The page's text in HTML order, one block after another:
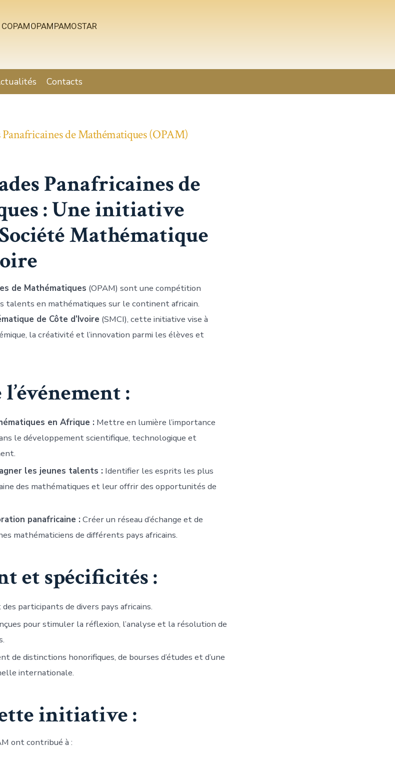
COPAMOPAMPAMOSTAR
Contacts
de Mathématiques (OPAM)
Panafricaines de
: Une initiative
Mathématique
de Mathématiques (OPAM) sont une compétition
talents en mathématiques sur le continent africain.
de Côte d’Ivoire (SMCI), cette initiative vise à
la créativité et l’innovation parmi les élèves et
:
en Afrique : Mettre en lumière l’importance
le développement scientifique, technologique et
les jeunes talents : Identifier les esprits les plus
des mathématiques et leur offrir des opportunités de
panafricaine : Créer un réseau d’échange et de
mathématiciens de différents pays africains.
et spécificités :
participants de divers pays africains.
pour stimuler la réflexion, l’analyse et la résolution de
de distinctions honorifiques, de bourses d’études et d’une
internationale.
initiative :
ont contribué à :